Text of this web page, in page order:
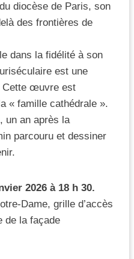
diocèse de Paris, son
des frontières de
dans la fidélité à son
est une
Cette œuvre est
« famille cathédrale ».
un an après la
parcouru et dessiner
2026 à 18 h 30.
Dame, grille d’accès
de la façade